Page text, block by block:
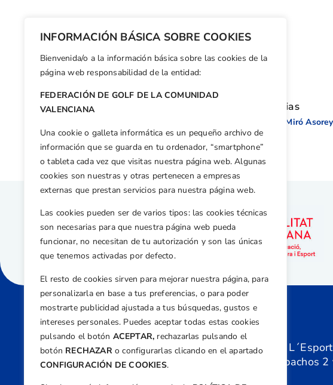
INFORMACIÓN BÁSICA SOBRE COOKIES
Bienvenida/o a la información básica sobre las cookies de la
página web responsabilidad de la entidad:
FEDERACIÓN DE GOLF DE LA COMUNIDAD
VALENCIANA
Una cookie o galleta informática es un pequeño archivo de
información que se guarda en tu ordenador, “smartphone”
o tableta cada vez que visitas nuestra página web. Algunas
cookies son nuestras y otras pertenecen a empresas
externas que prestan servicios para nuestra página web.
Las cookies pueden ser de varios tipos: las cookies técnicas
son necesarias para que nuestra página web pueda
funcionar, no necesitan de tu autorización y son las únicas
que tenemos activadas por defecto.
El resto de cookies sirven para mejorar nuestra página, para
personalizarla en base a tus preferencias, o para poder
mostrarte publicidad ajustada a tus búsquedas, gustos e
intereses personales. Puedes aceptar todas estas cookies
pulsando el botón ACEPTAR, rechazarlas pulsando el
botón RECHAZARo configurarlas clicando en el apartado
CONFIGURACIÓN DE COOKIES.
Facebook
X WhatsApp
LinkedIn
Email
Otras noticias
Dirección
Centre de
Nº 5, Despachos